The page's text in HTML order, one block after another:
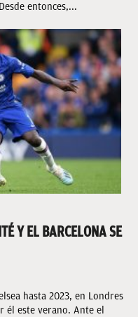
entonces,...
Y EL BARCELONA SE
hasta 2023, en Londres
él este verano. Ante el